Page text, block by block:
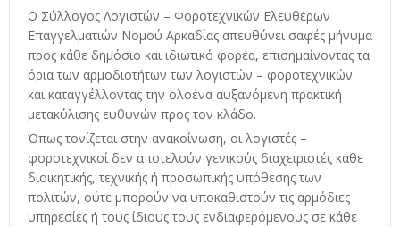
Ο Σύλλογος Λογιστών – Φοροτεχνικών Ελευθέρων
Επαγγελματιών Νομού Αρκαδίας απευθύνει σαφές μήνυμα
προς κάθε δημόσιο και ιδιωτικό φορέα, επισημαίνοντας τα
όρια των αρμοδιοτήτων των λογιστών – φοροτεχνικών
και καταγγέλλοντας την ολοένα αυξανόμενη πρακτική
μετακύλισης ευθυνών προς τον κλάδο.
Όπως τονίζεται στην ανακοίνωση, οι λογιστές –
φοροτεχνικοί δεν αποτελούν γενικούς διαχειριστές κάθε
διοικητικής, τεχνικής ή προσωπικής υπόθεσης των
πολιτών, ούτε μπορούν να υποκαθιστούν τις αρμόδιες
υπηρεσίες ή τους ίδιους τους ενδιαφερόμενους σε κάθε